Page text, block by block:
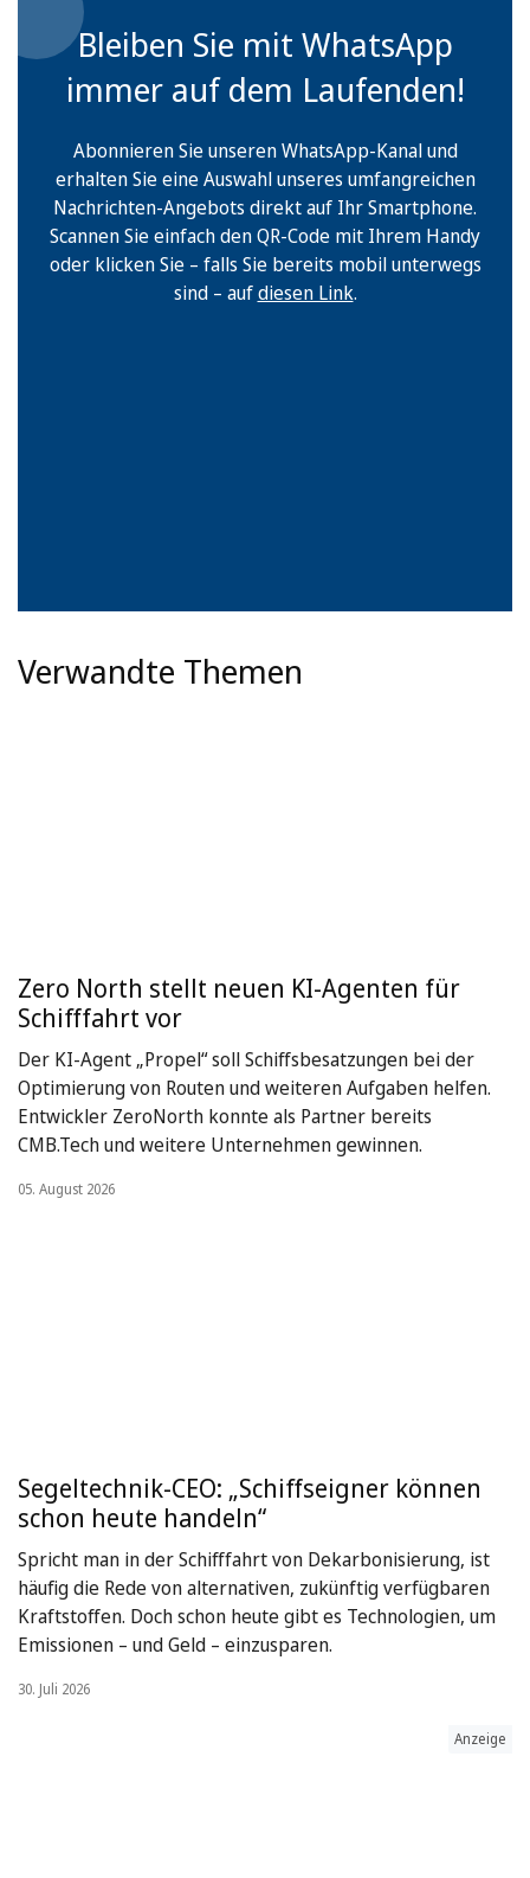
Bleiben Sie mit WhatsApp
immer auf dem Laufenden!
Abonnieren Sie unseren WhatsApp-Kanal und
erhalten Sie eine Auswahl unseres umfangreichen
Nachrichten-Angebots direkt auf Ihr Smartphone.
Scannen Sie einfach den QR-Code mit Ihrem Handy
oder klicken Sie – falls Sie bereits mobil unterwegs
sind – aufdiesen Link.
Verwandte Themen
Zero North stellt neuen KI-Agenten für
Schifffahrt vor
Der KI-Agent „Propel“ soll Schiffsbesatzungen bei der
Optimierung von Routen und weiteren Aufgaben helfen.
Entwickler ZeroNorth konnte als Partner bereits
CMB.Tech und weitere Unternehmen gewinnen.
05. August 2026
Segeltechnik-CEO: „Schiffseigner können
schon heute handeln“
Spricht man in der Schifffahrt von Dekarbonisierung, ist
häufig die Rede von alternativen, zukünftig verfügbaren
Kraftstoffen. Doch schon heute gibt es Technologien, um
Emissionen – und Geld – einzusparen.
30. Juli 2026
Anzeige